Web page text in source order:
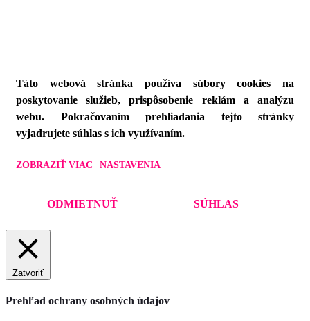
Táto webová stránka používa súbory cookies na
poskytovanie služieb, prispôsobenie reklám a analýzu
webu. Pokračovaním prehliadania tejto stránky
vyjadrujete súhlas s ich využívaním.
ZOBRAZIŤ VIAC NASTAVENIA
ODMIETNUŤ SÚHLAS
Zatvoriť
Prehľad ochrany osobných údajov